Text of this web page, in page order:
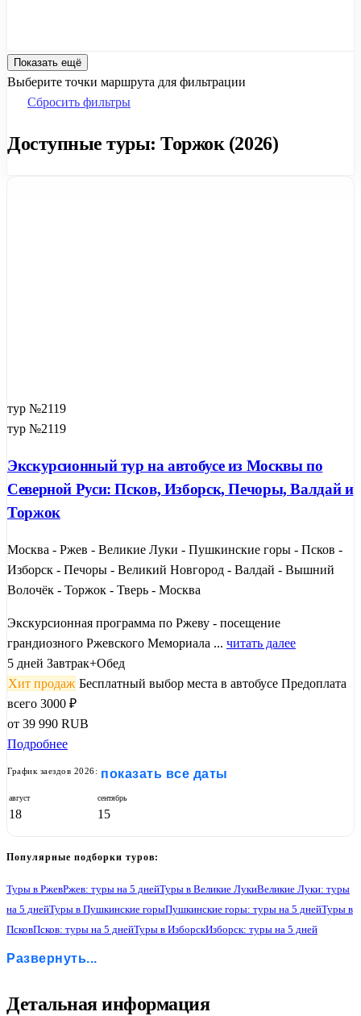
Показать ещё
Выберите точки маршрута для фильтрации
Сбросить фильтры
Доступные туры: Торжок (2026)
1
тур №2119
тур №2119
Экскурсионный тур на автобусе из Москвы по
Северной Руси: Псков, Изборск, Печоры, Валдай и
Торжок
Москва - Ржев - Великие Луки - Пушкинские горы - Псков -
Изборск - Печоры - Великий Новгород - Валдай - Вышний
Волочёк - Торжок - Тверь - Москва
Экскурсионная программа по Ржеву - посещение
грандиозного Ржевского Мемориала ... читать далее
5 дней Завтрак+Обед
Хит продаж Бесплатный выбор места в автобусе Предоплата
всего 3000 ₽
от 39 990 RUB
Подробнее
График заездов 2026: показать все даты
август
18
сентябрь
15
Популярные подборки туров:
Туры в РжевРжев: туры на 5 днейТуры в Великие ЛукиВеликие Луки: туры
на 5 днейТуры в Пушкинские горыПушкинские горы: туры на 5 днейТуры в
ПсковПсков: туры на 5 днейТуры в ИзборскИзборск: туры на 5 дней
Великий Новгород: туры на 5 дней
Туры в Тверь
Развернуть...
Детальная информация